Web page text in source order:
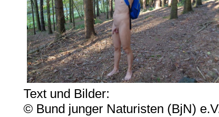
Text und Bilder:
© Bund junger Naturisten (BjN)